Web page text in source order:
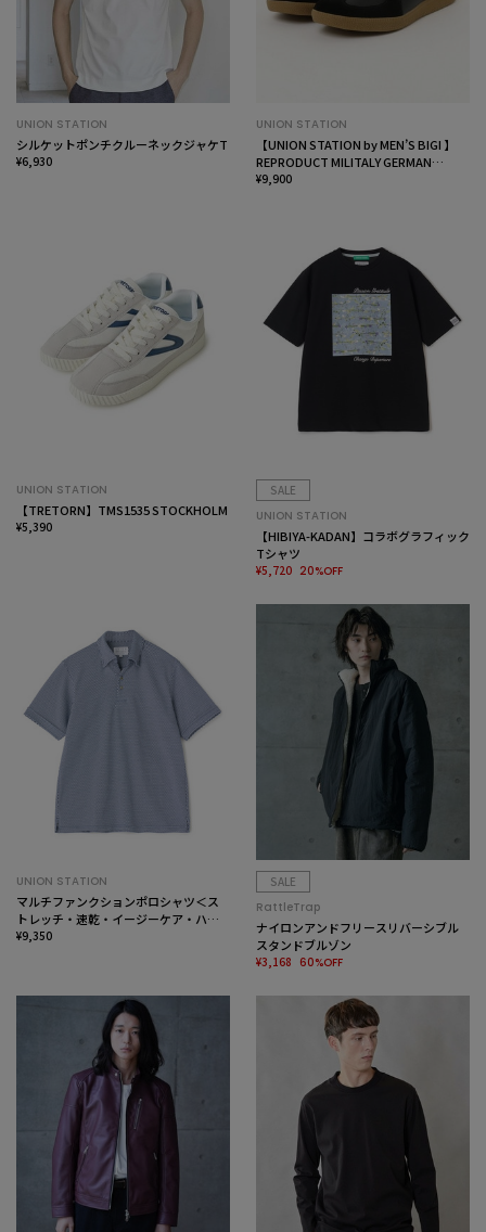
UNION STATION
シルケットポンチクルーネックジャケT
¥6,930
UNION STATION
【UNION STATION by MEN’S BIGI 】
REPRODUCT MILITALY GERMAN
TRAINER ジャーマントレーナー
¥9,900
UNION STATION
【TRETORN】TMS1535 STOCKHOLM
¥5,390
SALE
UNION STATION
【HIBIYA-KADAN】コラボグラフィック
Tシャツ
¥5,720 20%OFF
UNION STATION
マルチファンクションポロシャツ＜ス
トレッチ・速乾・イージーケア・ハン
ドウォッシャブル・UVカット・ 抗菌・
¥9,350
SALE
RattleTrap
ナイロンアンドフリースリバーシブル
スタンドブルゾン
¥3,168 60%OFF